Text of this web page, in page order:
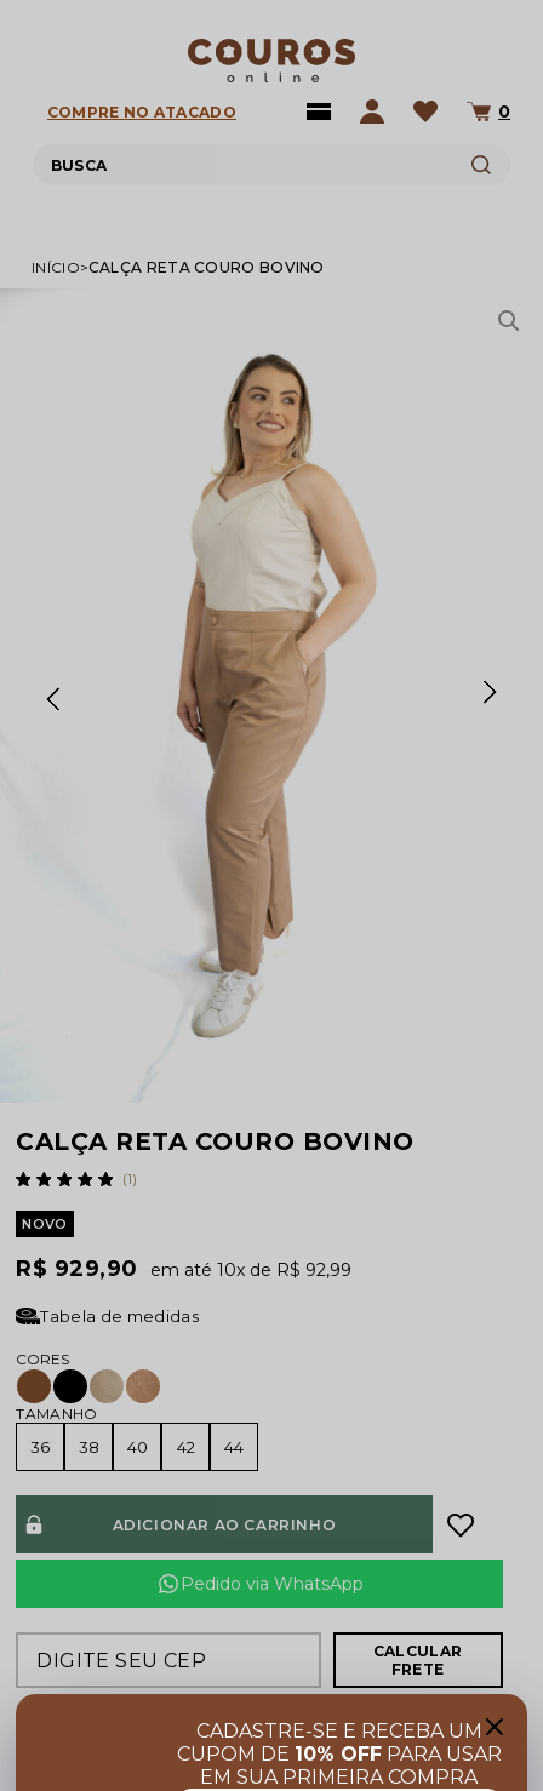
COMPRE NO ATACADO 0
INÍCIO CALÇA RETA COURO BOVINO
CALÇA RETA COURO BOVINO
(1)
NOVO
R$ 929,90 10x R$ 92,99
Tabela de medidas
TAMANHO
36 38 40 42 44
ADICIONAR AO CARRINHO
Pedido via WhatsApp
CALCULAR
FRETE
CADASTRE-SE E RECEBA UM
CUPOM DE 10% OFFPARA USAR
EM SUA PRIMEIRA COMPRA